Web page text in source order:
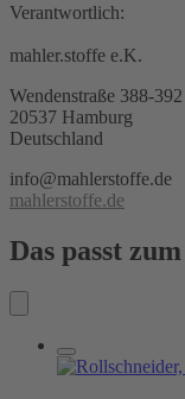
Verantwortlich:
mahler.stoffe e.K.
Wendenstraße 388-392
20537 Hamburg
Deutschland
info@mahlerstoffe.de
mahlerstoffe.de
Das passt